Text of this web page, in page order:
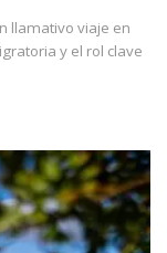
llamativo viaje en
y el rol clave